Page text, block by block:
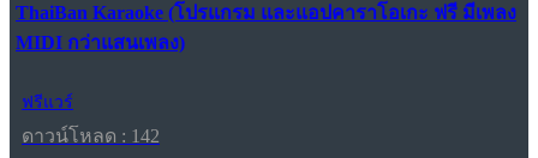
ThaiBan Karaoke (โปรแกรม และแอปคาราโอเกะ ฟรี มีเพลง
MIDI กว่าแสนเพลง)
ฟรีแวร์
ดาวน์โหลด : 142